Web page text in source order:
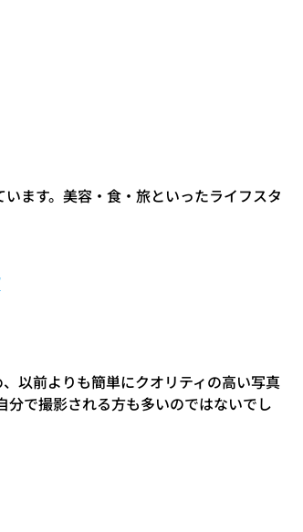
ます。美容・食・旅といったライフスタ
以前よりも簡単にクオリティの高い写真
で撮影される方も多いのではないでし